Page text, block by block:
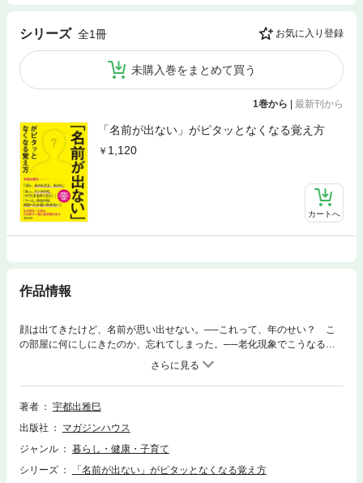
シリーズ 全1冊 お気に入り登録
未購入巻をまとめて買う
1巻から | 最新刊から
「名前が出ない」がピタッとなくなる覚え方
1,120
カートへ
作品情報
顔は出てきたけど、名前が思い出せない。──これって、年のせい？ こ
の部屋に何にしにきたのか、忘れてしまった。──老化現象でこうなる
の？昨日の昼に何を食べたか、思い出すのにひと苦労。──いよいよボケ
の始まりか？注意していたのに、鍋の火を止め忘れて焦がしてしまった。
──まさかの大失敗、もしや認知症？あれが出てこない。それを忘れて
る。これって何だっけ。──覚えているはずなのに、思い出せない。年齢
引き起こすこともあります。でも、大丈夫。「忘れている」「思い出せな
い」という自覚があるなら心配はいりません。もの忘れにも、ど忘れに
を防ぐことはできるのです。近頃、もの忘れが気になっている人へ。年を
著者
宇都出雅巳
出版社
マガジンハウス
ジャンル
暮らし・健康・子育て
シリーズ
「名前が出ない」がピタッとなくなる覚え方